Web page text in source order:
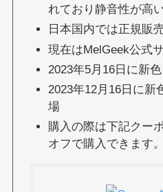
れており静音性が高い
日本国内では正規販
現在はMelGeek公式
2023年5月16日に新色
2023年12月16日に新
場
購入の際は下記クー
オフで購入できます。